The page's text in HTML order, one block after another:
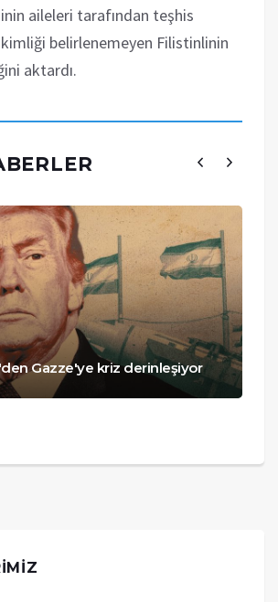
aileleri tarafından teşhis
belirlenemeyen Filistinlinin
aktardı.
Gazze'ye kriz derinleşiyor